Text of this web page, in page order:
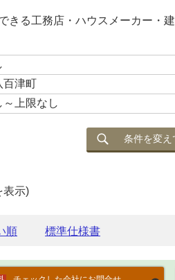
きる工務店・ハウスメーカー・
百津町
～上限なし
条件を変え
表示)